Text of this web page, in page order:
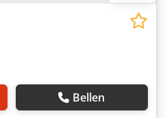
Bellen